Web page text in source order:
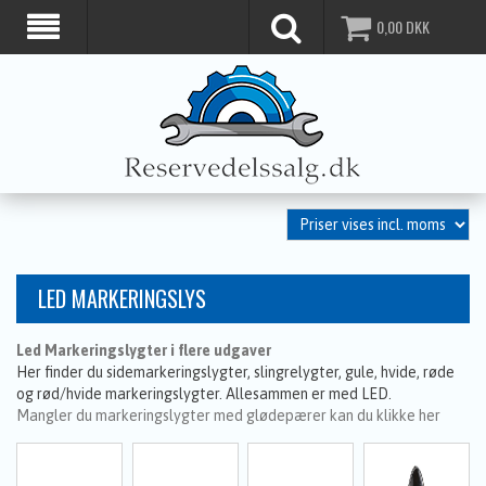
0,00DKK
LED MARKERINGSLYS
Led Markeringslygter i flere udgaver
Her finder du sidemarkeringslygter, slingrelygter, gule, hvide, røde
og rød/hvide markeringslygter. Allesammen er med LED.
Mangler du markeringslygter med glødepærer kan du klikke her